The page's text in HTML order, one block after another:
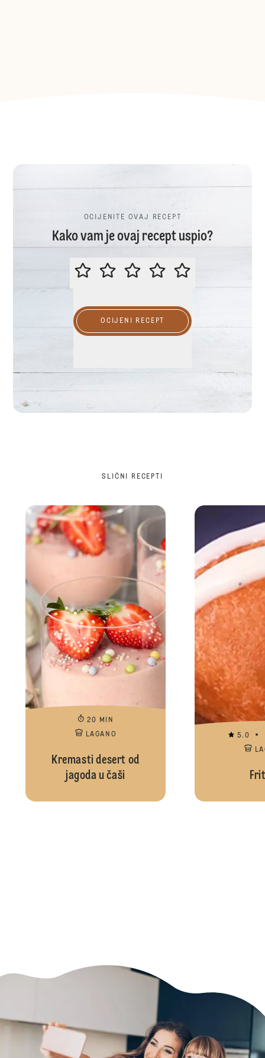
OCIJENITE OVAJ RECEPT
Kako vam je ovaj recept uspio?
OCIJENITE OVAJ RECEPT
OCIJENI RECEPT
SLIČNI RECEPTI
20 MIN
LAGANO
Kremasti desert od
jagoda u čaši
5.0